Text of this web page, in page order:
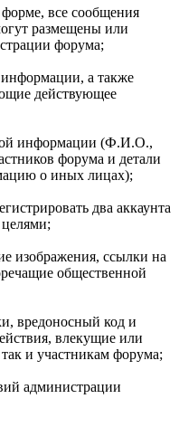
все сообщения
размещены или
форума;
а также
действующее
информации (Ф.И.О.,
форума и детали
о иных лицах);
два аккаунта
изображения, ссылки на
общественной
вредоносный код и
влекущие или
и участникам форума;
администрации